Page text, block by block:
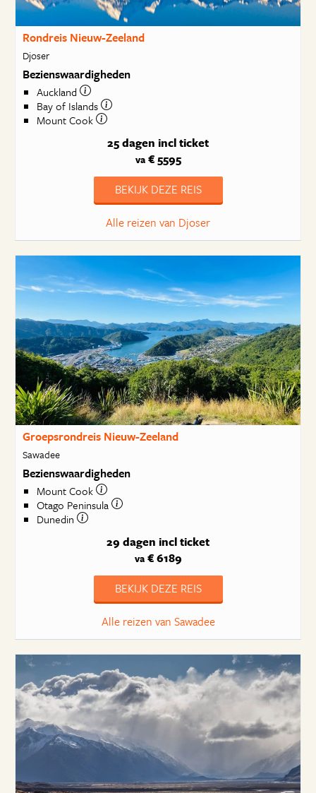
Rondreis Nieuw-Zeeland
Djoser
Bezienswaardigheden
Auckland
Bay of Islands
Mount Cook
25 dagen incl ticket
va€ 5595
BEKIJK DEZE REIS
Alle reizen van Djoser
Groepsrondreis Nieuw-Zeeland
Sawadee
Bezienswaardigheden
Mount Cook
Otago Peninsula
Dunedin
29 dagen incl ticket
va€ 6189
BEKIJK DEZE REIS
Alle reizen van Sawadee